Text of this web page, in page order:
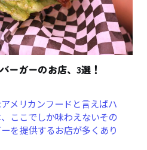
ーガーのお店、3選！
メリカンフードと言えばハ
ここでしか味わえないその
を提供するお店が多くあり